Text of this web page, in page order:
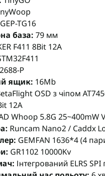
GEP-TG16
база: 79 мм
F411 8Bit 12A
P
ящик: 16Mb
OSD з чіпом
12A
Whoop 5.8G 25~400mW
Runcam Nano2 / Caddx
GEMFAN 1636*4 (4
GR1102 10000Kv
Інтегрований ELRS